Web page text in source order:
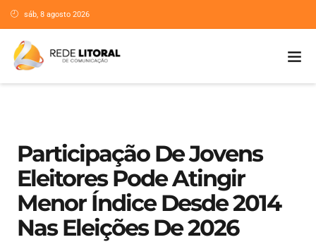
sáb, 8 agosto 2026
Participação De Jovens
Eleitores Pode Atingir
Menor Índice Desde 2014
Nas Eleições De 2026